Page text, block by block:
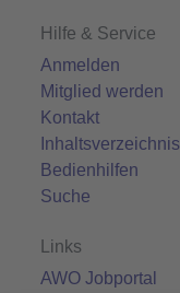
Hilfe & Service
Anmelden
Mitglied werden
Kontakt
Inhaltsverzeichnis
Bedienhilfen
Suche
Links
AWO Jobportal